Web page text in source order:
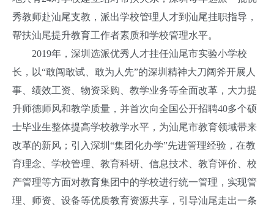
秀教师赴汕尾支教，派出学校管理人才到汕尾挂职指导，
帮扶汕尾提升教育工作者素质和学校管理水平。
2019年，深圳选派优秀人才挂任汕尾市实验小学校
长，以“敢闯敢试、敢为人先”的深圳精神大刀阔斧开展人
事、绩效工资、物资采购、教学业务等全面改革，大力提
升师德师风和教学质量，并首次向全国公开招聘40多个硕
士毕业生整体提高学校教学水平，为汕尾市教育领域带来
改革的新风；引入深圳“集团化办学”先进管理经验，在教
育理念、学校管理、教育科研、信息技术、教育评价、校
产管理等方面对教育集团中的学校进行统一管理，实现管
理、师资、设备等优质教育资源共享，引导汕尾走出一条